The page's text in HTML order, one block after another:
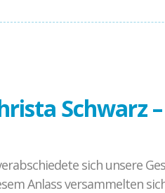
Schwarz
sich unsere
Anlass versammelten